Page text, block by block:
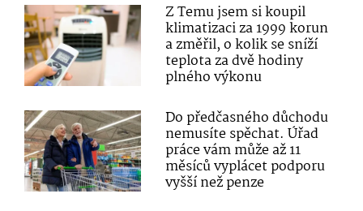
Z Temu jsem si koupil
klimatizaci za 1999 korun
a změřil, o kolik se sníží
teplota za dvě hodiny
plného výkonu
Do předčasného důchodu
nemusíte spěchat. Úřad
práce vám může až 11
měsíců vyplácet podporu
vyšší než penze